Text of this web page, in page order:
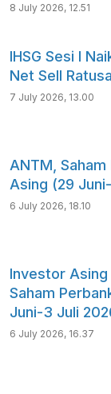
8 July 2026, 12.51
IHSG Sesi I
Net Sell
7 July 2026, 13.00
ANTM, Saham
Asing (29
6 July 2026, 18.10
Investor Asing
Saham
Juni-3 Juli
6 July 2026, 16.37